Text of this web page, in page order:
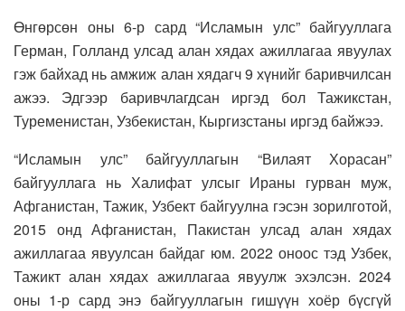
Өнгөрсөн оны 6-р сард “Исламын улс” байгууллага
Герман, Голланд улсад алан хядах ажиллагаа явуулах
гэж байхад нь амжиж алан хядагч 9 хүнийг баривчилсан
ажээ. Эдгээр баривчлагдсан иргэд бол Тажикстан,
Туременистан, Узбекистан, Кыргизстаны иргэд байжээ.
“Исламын улс” байгууллагын “Вилаят Хорасан”
байгууллага нь Халифат улсыг Ираны гурван муж,
Афганистан, Тажик, Узбект байгуулна гэсэн зорилготой,
2015 онд Афганистан, Пакистан улсад алан хядах
ажиллагаа явуулсан байдаг юм. 2022 оноос тэд Узбек,
Тажикт алан хядах ажиллагаа явуулж эхэлсэн. 2024
оны 1-р сард энэ байгууллагын гишүүн хоёр бүсгүй